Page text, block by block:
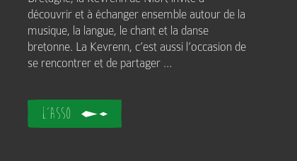
découvrir et à échanger ensemble autour de la
musique, la langue, le chant et la danse
bretonne. La Kevrenn, c’est aussi l’occasion de
se rencontrer et de partager …
L'asso